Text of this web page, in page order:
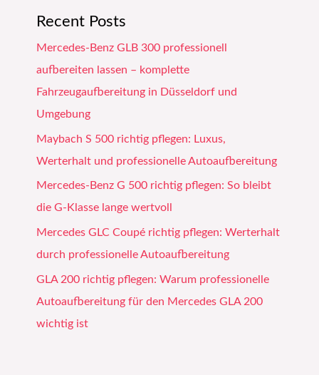
Recent Posts
Mercedes-Benz GLB 300 professionell
aufbereiten lassen – komplette
Fahrzeugaufbereitung in Düsseldorf und
Umgebung
Maybach S 500 richtig pflegen: Luxus,
Werterhalt und professionelle Autoaufbereitung
Mercedes-Benz G 500 richtig pflegen: So bleibt
die G-Klasse lange wertvoll
Mercedes GLC Coupé richtig pflegen: Werterhalt
durch professionelle Autoaufbereitung
GLA 200 richtig pflegen: Warum professionelle
Autoaufbereitung für den Mercedes GLA 200
wichtig ist